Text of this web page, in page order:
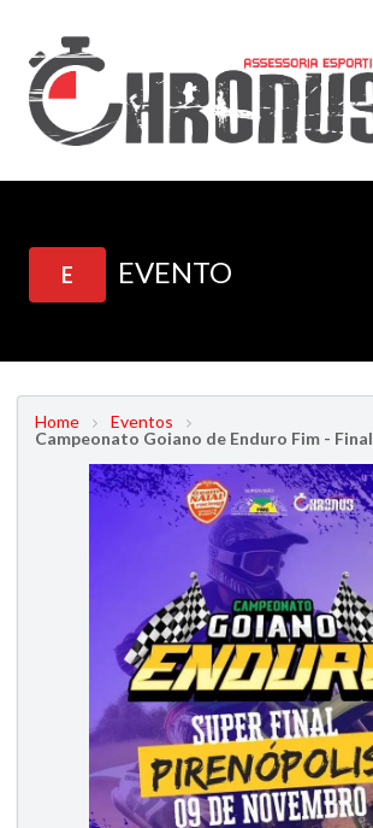
E EVENTO
Home
Eventos
Campeonato Goiano de Enduro Fim - Final